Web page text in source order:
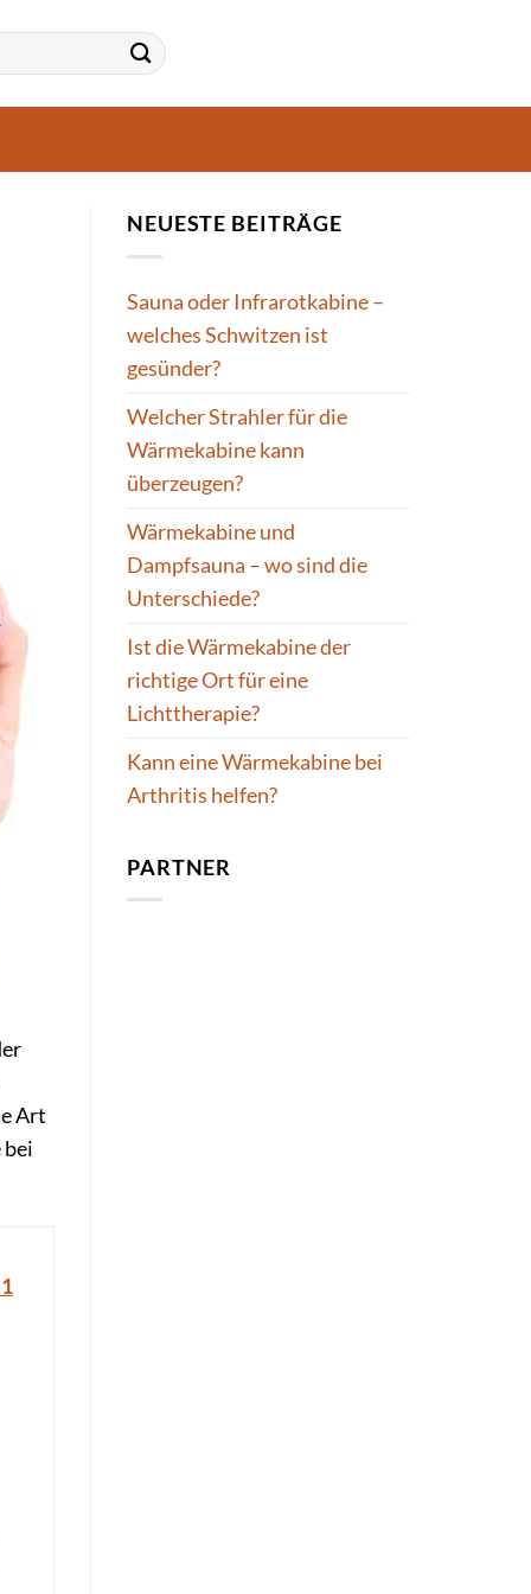
Art
bei
NEUESTE BEITRÄGE
Sauna oder Infrarotkabine –
welches Schwitzen ist
gesünder?
Welcher Strahler für die
Wärmekabine kann
überzeugen?
Wärmekabine und
Dampfsauna – wo sind die
Unterschiede?
Ist die Wärmekabine der
richtige Ort für eine
Lichttherapie?
Kann eine Wärmekabine bei
Arthritis helfen?
PARTNER